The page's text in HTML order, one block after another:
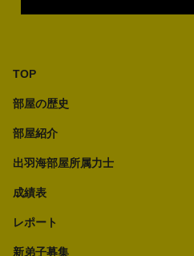
TOP
部屋の歴史
部屋紹介
出羽海部屋所属力士
成績表
レポート
新弟子募集